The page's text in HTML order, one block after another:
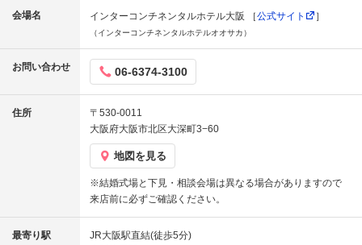
会場名 インターコンチネンタルホテル大阪 ［公式サイト ］
（インターコンチネンタルホテルオオサカ）
お問い合わせ 06-6374-3100
住所
〒530-0011
大阪府大阪市北区大深町3−60
地図を見る
※結婚式場と下見・相談会場は異なる場合がありますので
来店前に必ずご確認ください。
最寄り駅
JR大阪駅直結(徒歩5分)